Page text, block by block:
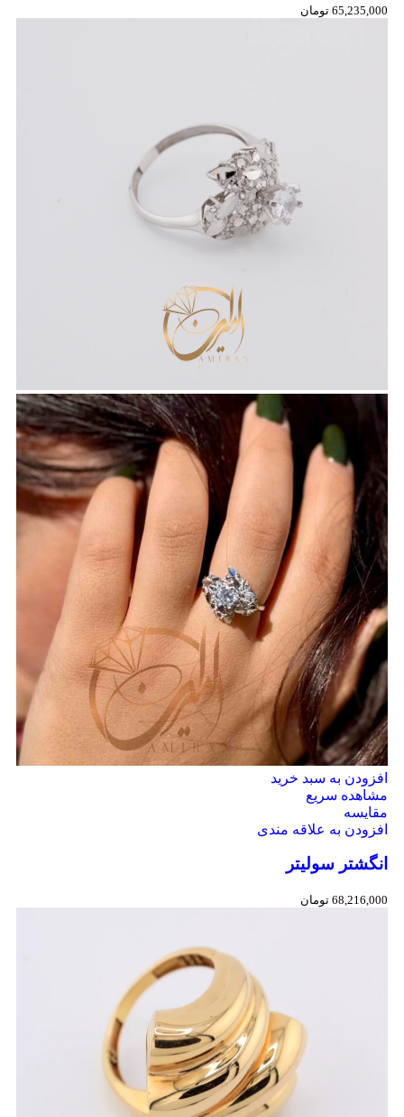
65,235,000 تومان
افزودن به سبد خرید
مشاهده سریع
مقایسه
افزودن به علاقه مندی
انگشتر سولیتر
68,216,000 تومان